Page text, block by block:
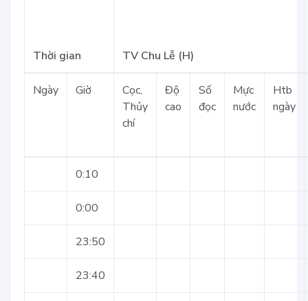
Thời gian TV Chu Lễ (H)
Ngày Giờ
Cọc,
Thủy
chí
Độ
cao
Số
đọc
Mực
nước
Htb
ngày
0:10
0:00
23:50
23:40